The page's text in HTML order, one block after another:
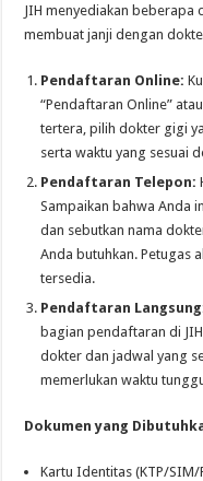
JIH menyediakan beberapa
membuat janji dengan
Pendaftaran Online:
“Pendaftaran Online”
tertera, pilih dokter gigi
serta waktu yang sesuai
Pendaftaran Telepon:
Sampaikan bahwa Anda
dan sebutkan nama
Anda butuhkan. Petugas
tersedia.
Pendaftaran
bagian pendaftaran di
dokter dan jadwal yang
memerlukan waktu
Dokumen yang
Kartu Identitas (KTP/SIM/